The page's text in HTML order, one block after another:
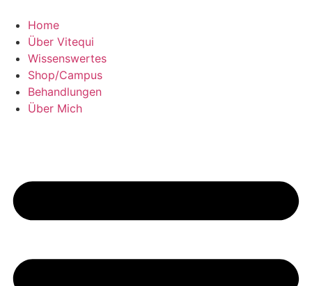
Home
Über Vitequi
Wissenswertes
Shop/Campus
Behandlungen
Über Mich